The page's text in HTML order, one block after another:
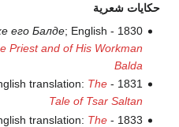
حكايات شعرية
1830 -
его Балде; English
Priest and of His Workman
Balda
1831 -
translation: The
Tale of Tsar Saltan
1833 -
translation: The